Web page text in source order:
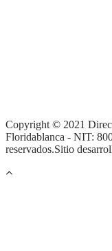
Copyright © 2021
Floridablanca - NIT:
reservados.Sitio